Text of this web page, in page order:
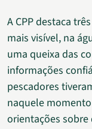
A CPP destaca
mais visível, na
uma queixa das
informações
pescadores
naquele
orientações sobre